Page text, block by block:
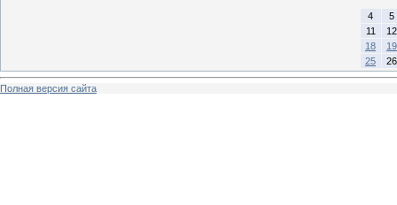
4
5
11
12
18
19
25
26
Полная версия сайта